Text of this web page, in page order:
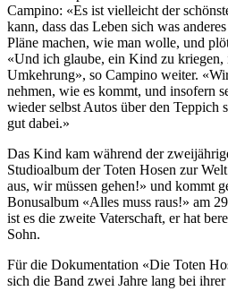
Campino: «Es ist vielleicht der
kann, dass das Leben sich was
Pläne machen, wie man wolle, und
«Und ich glaube, ein Kind zu kriegen,
Umkehrung», so Campino weiter.
nehmen, wie es kommt, und insofern
wieder selbst Autos über den Teppich
gut dabei.»
Das Kind kam während der
Studioalbum der Toten Hosen zur
aus, wir müssen gehen!» und kommt
Bonusalbum «Alles muss raus!» am
ist es die zweite Vaterschaft, er hat
Sohn.
Für die Dokumentation «Die Toten
sich die Band zwei Jahre lang bei